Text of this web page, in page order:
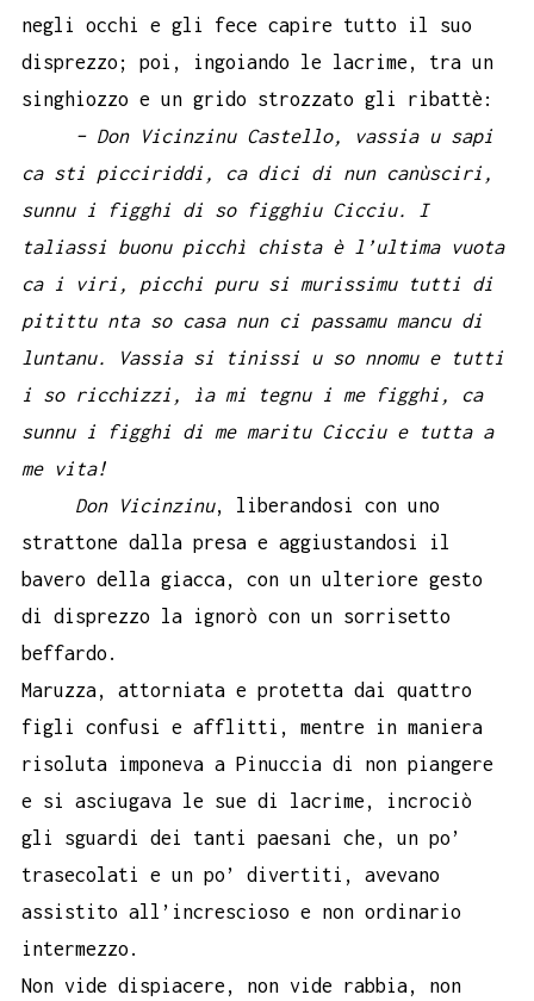
negli occhi e gli fece capire tutto il suo
disprezzo; poi, ingoiando le lacrime, tra un
singhiozzo e un grido strozzato gli ribattè:
– Don Vicinzinu Castello, vassia u sapi
ca sti picciriddi, ca dici di nun canùsciri,
sunnu i figghi di so figghiu Cicciu. I
taliassi buonu picchì chista è l’ultima vuota
ca i viri, picchi puru si murissimu tutti di
pitittu nta so casa nun ci passamu mancu di
luntanu. Vassia si tinissi u so nnomu e tutti
i so ricchizzi, ìa mi tegnu i me figghi, ca
sunnu i figghi di me maritu Cicciu e tutta a
me vita!
Don Vicinzinu, liberandosi con uno
strattone dalla presa e aggiustandosi il
bavero della giacca, con un ulteriore gesto
di disprezzo la ignorò con un sorrisetto
beffardo.
Maruzza, attorniata e protetta dai quattro
figli confusi e afflitti, mentre in maniera
risoluta imponeva a Pinuccia di non piangere
e si asciugava le sue di lacrime, incrociò
gli sguardi dei tanti paesani che, un po’
trasecolati e un po’ divertiti, avevano
assistito all’increscioso e non ordinario
intermezzo.
Non vide dispiacere, non vide rabbia, non